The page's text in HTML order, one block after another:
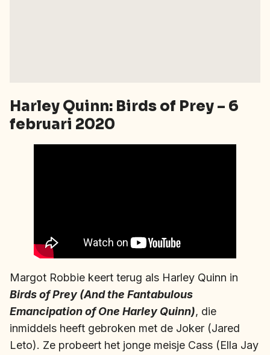
Harley Quinn: Birds of Prey – 6
februari 2020
Margot Robbie keert terug als Harley Quinn in
Birds of Prey (And the Fantabulous
Emancipation of One Harley Quinn), die
inmiddels heeft gebroken met de Joker (Jared
Leto). Ze probeert het jonge meisje Cass (Ella Jay